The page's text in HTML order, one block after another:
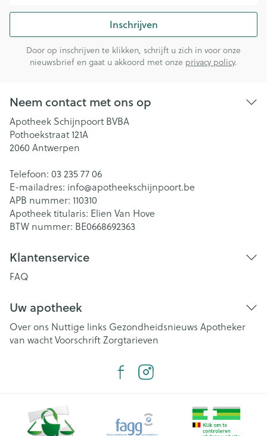
Inschrijven
Door op inschrijven te klikken, schrijft u zich in voor onze
nieuwsbrief en gaat u akkoord met onze privacy policy.
Neem contact met ons op
Apotheek Schijnpoort BVBA
Pothoekstraat 121A
2060 Antwerpen
Telefoon: 03 235 77 06
E-mailadres: info@apotheekschijnpoort.be
APB nummer: 110310
Apotheek titularis: Elien Van Hove
BTW nummer: BE0668692363
Klantenservice
FAQ
Uw apotheek
Over ons Nuttige links Gezondheidsnieuws Apotheker
van wachtVoorschriftZorgtarieven